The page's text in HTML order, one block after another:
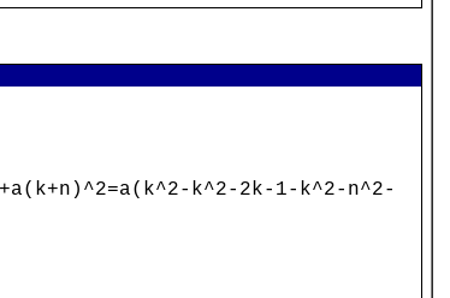
k^2-2k-1-k^2-n^2-